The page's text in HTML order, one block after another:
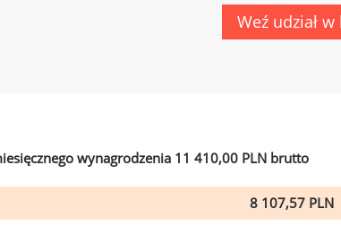
Weź udział
wynagrodzenia 11 410,00 PLN brutto
8 107,57 PLN